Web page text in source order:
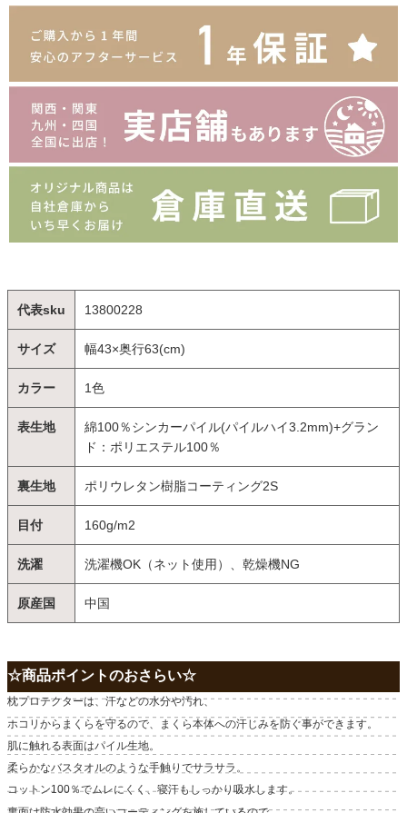
代表sku 13800228
サイズ 幅43×奥行63(cm)
カラー 1色
表生地
綿100％シンカーパイル(パイルハイ3.2mm)+グラン
ド：ポリエステル100％
裏生地 ポリウレタン樹脂コーティング2S
目付 160g/m2
洗濯 洗濯機OK（ネット使用）、乾燥機NG
原産国 中国
☆商品ポイントのおさらい☆
枕プロテクターは、汗などの水分や汚れ、
ホコリからまくらを守るので、まくら本体への汗じみを防ぐ事ができます。
肌に触れる表面はパイル生地。
柔らかなバスタオルのような手触りでサラサラ。
コットン100％でムレにくく、寝汗もしっかり吸水します。